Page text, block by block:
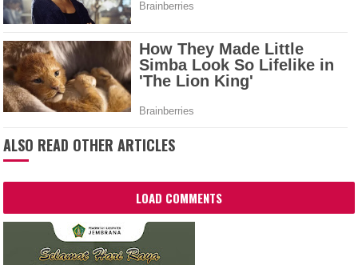
ALSO READ OTHER ARTICLES
LOAD COMMENTS